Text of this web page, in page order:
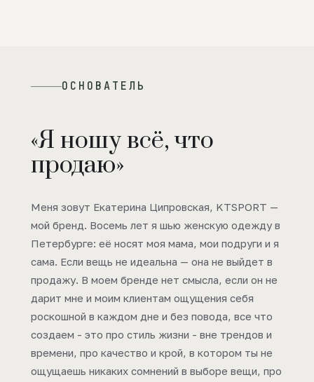
ОСНОВАТЕЛЬ
«Я ношу всё, что
продаю»
Меня зовут Екатерина Ципровская, KTSPORT —
мой бренд. Восемь лет я шью женскую одежду в
Петербурге: её носят моя мама, мои подруги и я
сама. Если вещь не идеальна — она не выйдет в
продажу. В моем бренде нет смысла, если он не
дарит мне и моим клиентам ощущения себя
роскошной в каждом дне и без повода, все что
создаем - это про стиль жизни - вне трендов и
времени, про качество и крой, в котором ты не
ощущаешь никаких сомнений в выборе вещи, про